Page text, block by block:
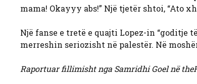
mama! Okayyy abs!” Një tjetër shtoi, “Ato
Një fanse e tretë e quajti Lopez-in
merreshin seriozisht në palestër. Në
Raportuar fillimisht nga Samridhi Goel në